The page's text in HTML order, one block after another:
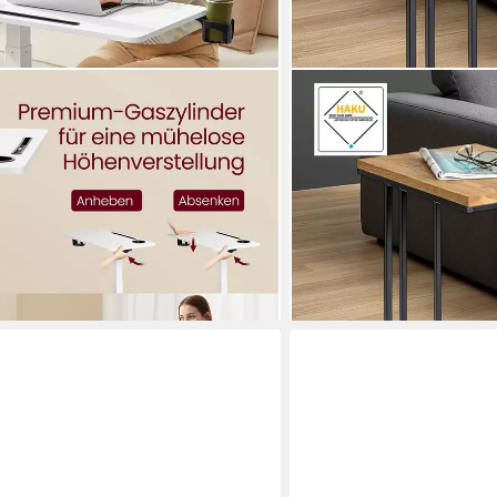
mit Rollen, mobiler Stehtisch,
Schlitz
HAKU
Beistelltisch Sofatisch,
- aus Massivholz Braun
114,66 € UVP158,95 €
-28%
lieferbar - in 2-3 Werktagen